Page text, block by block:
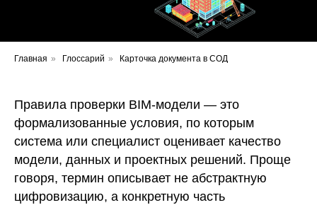
Главная » Глоссарий » Карточка документа в СОД
Правила проверки BIM-модели — это
формализованные условия, по которым
система или специалист оценивает качество
модели, данных и проектных решений. Проще
говоря, термин описывает не абстрактную
цифровизацию, а конкретную часть